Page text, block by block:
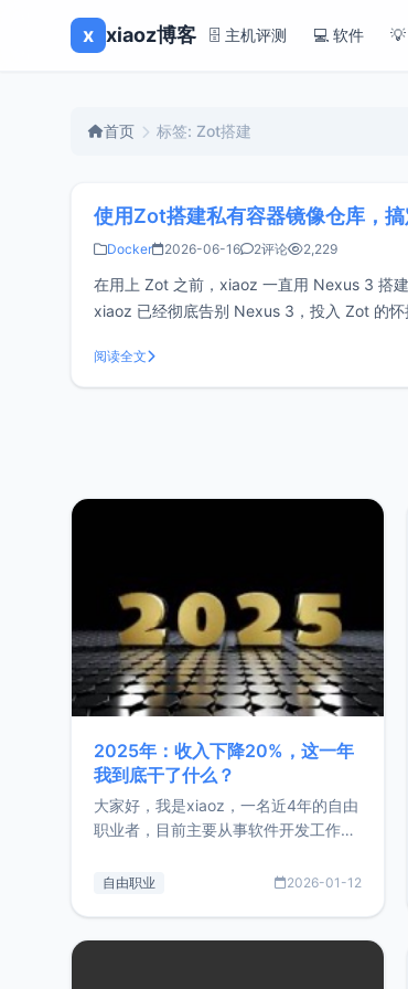
x xiaoz博客 🗄️ 主机评测 💻 软件
首页 标签: Zot搭建
使用Zot搭建私有容器镜像仓库，
Docker 2026-06-16 2评论 2,229
在用上 Zot 之前，xiaoz 一直用 Nexus 3 搭
xiaoz 已经彻底告别 Nexus 3，投入 Zot 的
阅读全文
2025年：收入下降20%，这一年
我到底干了什么？
大家好，我是xiaoz，一名近4年的自由
职业者，目前主要从事软件开发工作。
的总结，内容主要包括：工作、学习、
自由职业 2026-01-12